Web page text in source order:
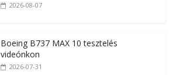
2026-08-07
Boeing B737 MAX 10 tesztelés
videónkon
2026-07-31